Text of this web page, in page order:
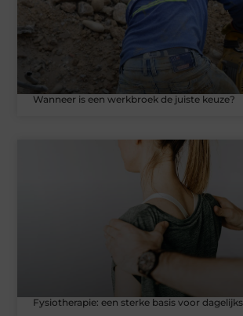
Wanneer is een werkbroek de juiste keuze?
Fysiotherapie: een sterke basis voor